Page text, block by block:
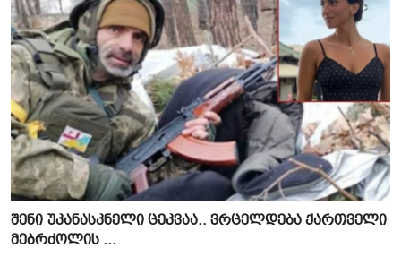
შენი უკანასკნელი ცეკვაა.. ვრცელდება ქართველი
მებრძოლის ...